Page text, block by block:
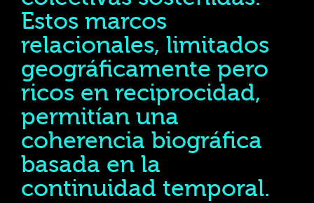
Estos marcos
relacionales, limitados
geográficamente pero
ricos en reciprocidad,
permitían una
coherencia biográfica
basada en la
continuidad temporal.